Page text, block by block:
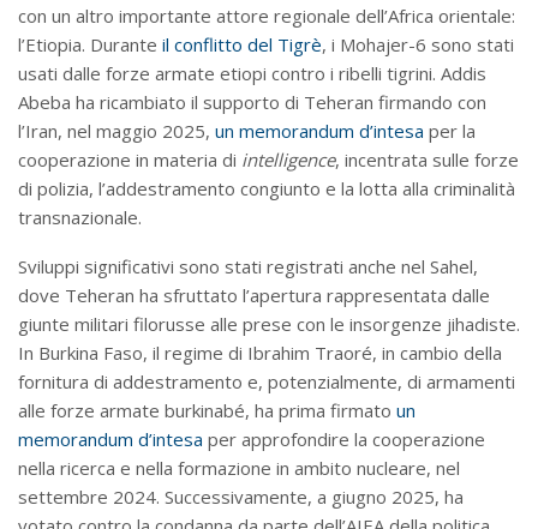
con un altro importante attore regionale dell’Africa orientale:
l’Etiopia. Durante il conflitto del Tigrè, i Mohajer-6 sono stati
usati dalle forze armate etiopi contro i ribelli tigrini. Addis
Abeba ha ricambiato il supporto di Teheran firmando con
l’Iran, nel maggio 2025, un memorandum d’intesa per la
cooperazione in materia di intelligence, incentrata sulle forze
di polizia, l’addestramento congiunto e la lotta alla criminalità
transnazionale.
Sviluppi significativi sono stati registrati anche nel Sahel,
dove Teheran ha sfruttato l’apertura rappresentata dalle
giunte militari filorusse alle prese con le insorgenze jihadiste.
In Burkina Faso, il regime di Ibrahim Traoré, in cambio della
fornitura di addestramento e, potenzialmente, di armamenti
alle forze armate burkinabé, ha prima firmato un
memorandum d’intesa per approfondire la cooperazione
nella ricerca e nella formazione in ambito nucleare, nel
settembre 2024. Successivamente, a giugno 2025, ha